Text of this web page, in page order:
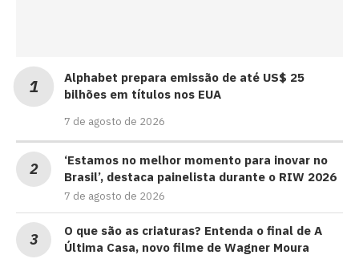
Alphabet prepara emissão de até US$ 25
bilhões em títulos nos EUA
7 de agosto de 2026
‘Estamos no melhor momento para inovar no
Brasil’, destaca painelista durante o RIW 2026
7 de agosto de 2026
O que são as criaturas? Entenda o final de A
Última Casa, novo filme de Wagner Moura